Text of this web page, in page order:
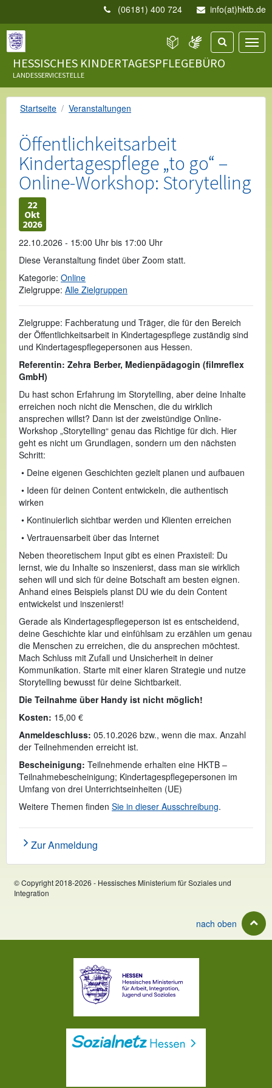
(06181) 400 724 info(at)hktb.de
HESSISCHES KINDERTAGESPFLEGEBÜRO
LANDESSERVICESTELLE
Startseite Veranstaltungen
Öffentlichkeitsarbeit
Kindertagespflege „to go“ –
Online-Workshop: Storytelling
22
Okt
2026
22.10.2026 - 15:00 Uhr bis 17:00 Uhr
Diese Veranstaltung findet über Zoom statt.
Kategorie: Online
Zielgruppe: Alle Zielgruppen
Zielgruppe: Fachberatung und Träger, die für den Bereich
der Öffentlichkeitsarbeit in Kindertagespflege zuständig sind
und Kindertagespflegepersonen aus Hessen.
Referentin: Zehra Berber, Medienpädagogin (filmreflex
GmbH)
Du hast schon Erfahrung im Storytelling, aber deine Inhalte
erreichen noch nicht die Menschen, die du wirklich
ansprechen willst? Dann ist der zweistündige Online-
Workshop „Storytelling“ genau das Richtige für dich. Hier
geht es nicht um Grundlagen, sondern um den nächsten
Schritt:
• Deine eigenen Geschichten gezielt planen und aufbauen
• Ideen für deinen Content entwickeln, die authentisch
wirken
• Kontinuierlich sichtbar werden und Klienten erreichen
• Vertrauensarbeit über das Internet
Neben theoretischem Input gibt es einen Praxisteil: Du
lernst, wie du Inhalte so inszenierst, dass man sie wirklich
sehen will und sich für deine Botschaft am besten eignen.
Anhand eines Beispiels planst DU wie du dein Content
entwickelst und inszenierst!
Gerade als Kindertagespflegeperson ist es entscheidend,
deine Geschichte klar und einfühlsam zu erzählen um genau
die Menschen zu erreichen, die du ansprechen möchtest.
Mach Schluss mit Zufall und Unsicherheit in deiner
Kommunikation. Starte mit einer klaren Strategie und nutze
Storytelling bewusst für deine Sichtbarkeit.
Die Teilnahme über Handy ist nicht möglich!
Kosten: 15,00 €
Anmeldeschluss: 05.10.2026 bzw., wenn die max. Anzahl
der Teilnehmenden erreicht ist.
Bescheinigung: Teilnehmende erhalten eine HKTB –
Teilnahmebescheinigung; Kindertagespflegepersonen im
Umfang von drei Unterrichtseinheiten (UE)
Weitere Themen finden Sie in dieser Ausschreibung.
Zur Anmeldung
© Copyright 2018-2026 - Hessisches Ministerium für Soziales und
Integration
nach oben